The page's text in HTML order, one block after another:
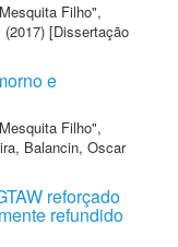
Filho",
(2017) [Dissertação
e
Filho",
, Balancin, Oscar
reforçado
refundido